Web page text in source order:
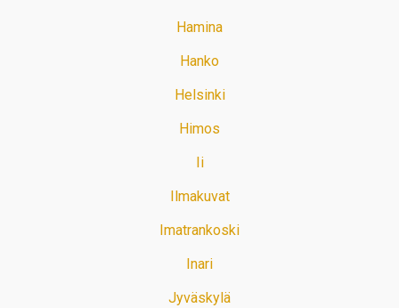
Hamina
Hanko
Helsinki
Himos
Ii
Ilmakuvat
Imatrankoski
Inari
Jyväskylä